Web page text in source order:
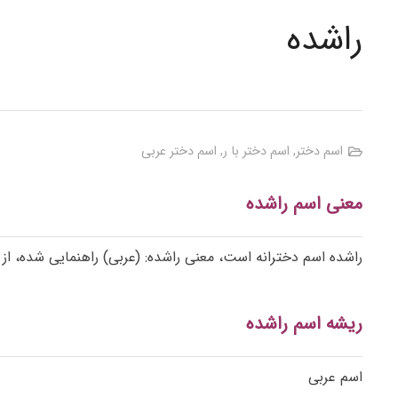
راشده
اسم دختر, اسم دختر با ر, اسم دختر عربی
معنی اسم راشده
راشده اسم دخترانه است، معنی راشده: (عربی) راهنمایی شده،
ریشه اسم راشده
اسم عربی